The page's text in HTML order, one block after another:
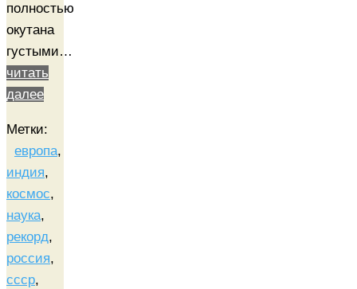
полностью
окутана
густыми…
читать
далее
Метки:
европа,
индия,
космос,
наука,
рекорд,
россия,
ссср,